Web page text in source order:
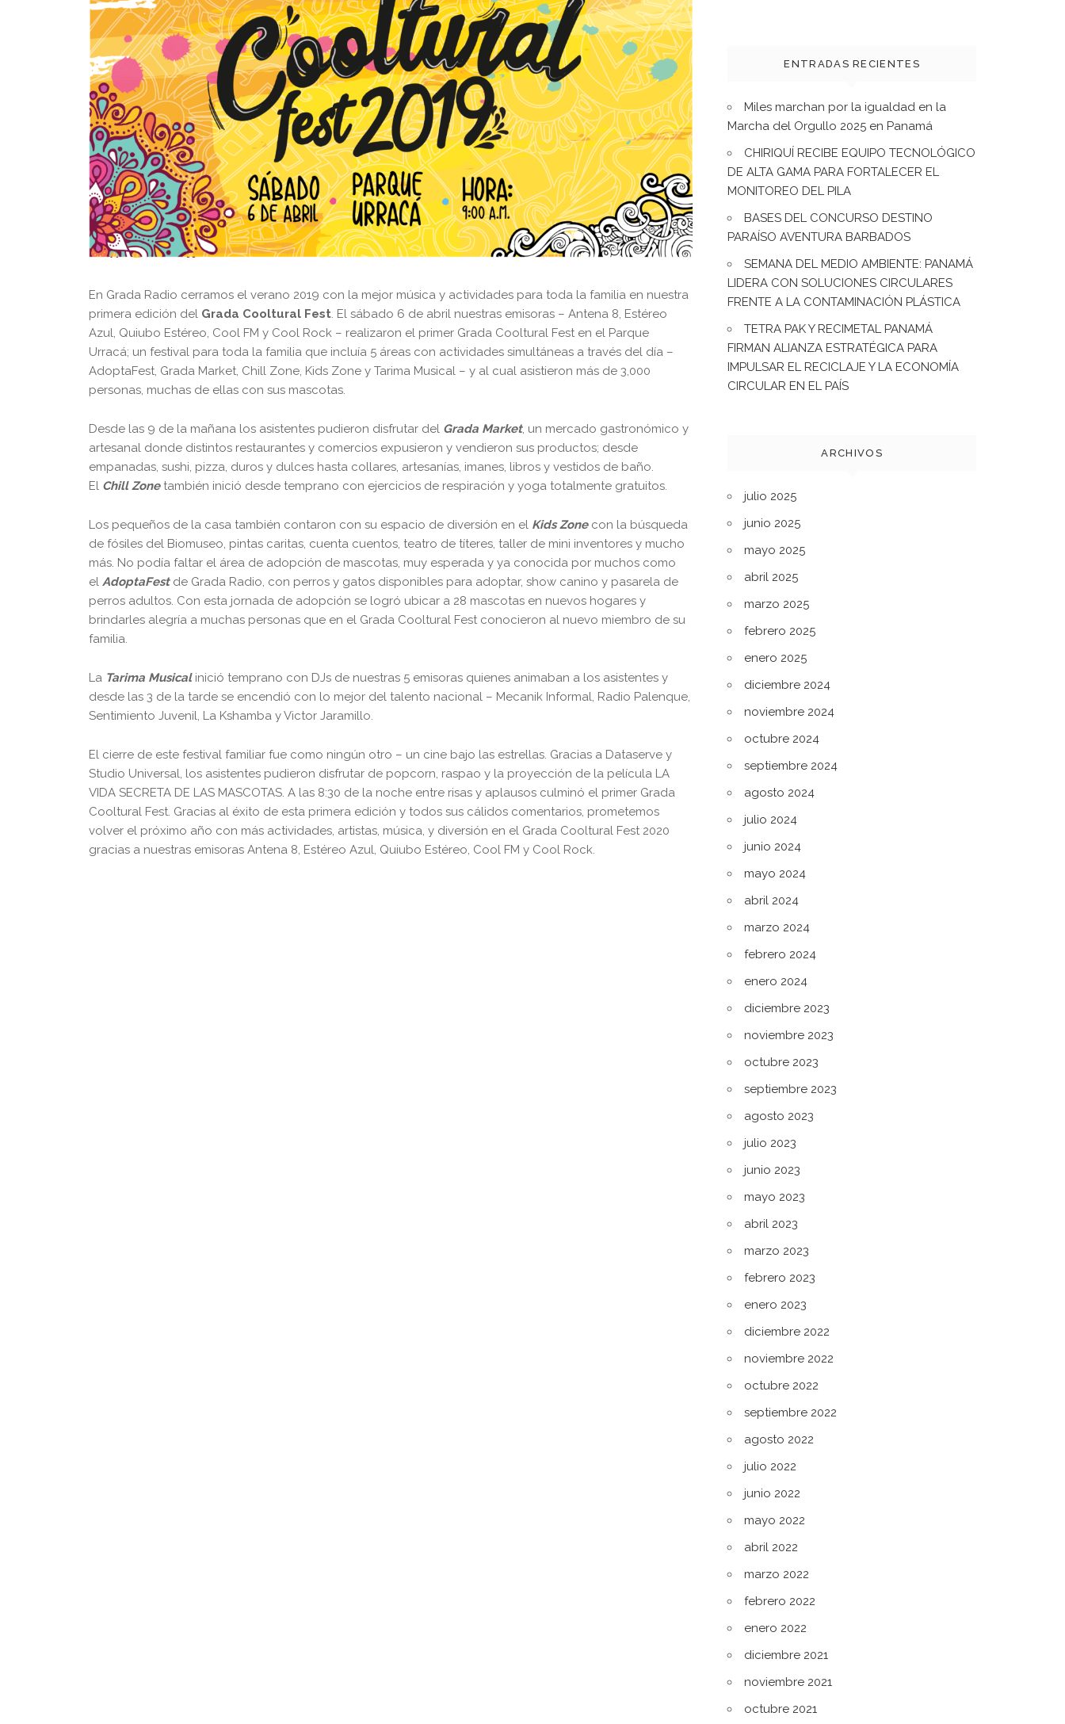
En Grada Radio cerramos el verano 2019 con la mejor música y actividades para toda la familia en nuestra
primera edición del Grada Cooltural Fest. El sábado 6 de abril nuestras emisoras – Antena 8, Estéreo
Azul, Quiubo Estéreo, Cool FM y Cool Rock – realizaron el primer Grada Cooltural Fest en el Parque
Urracá; un festival para toda la familia que incluía 5 áreas con actividades simultáneas a través del día –
AdoptaFest, Grada Market, Chill Zone, Kids Zone y Tarima Musical – y al cual asistieron más de 3,000
personas, muchas de ellas con sus mascotas.
Desde las 9 de la mañana los asistentes pudieron disfrutar del Grada Market, un mercado gastronómico y
artesanal donde distintos restaurantes y comercios expusieron y vendieron sus productos; desde
empanadas, sushi, pizza, duros y dulces hasta collares, artesanías, imanes, libros y vestidos de baño.
El Chill Zonetambién inició desde temprano con ejercicios de respiración y yoga totalmente gratuitos.
Los pequeños de la casa también contaron con su espacio de diversión en el Kids Zonecon la búsqueda
de fósiles del Biomuseo, pintas caritas, cuenta cuentos, teatro de títeres, taller de mini inventores y mucho
más. No podía faltar el área de adopción de mascotas, muy esperada y ya conocida por muchos como
el AdoptaFestde Grada Radio, con perros y gatos disponibles para adoptar, show canino y pasarela de
perros adultos. Con esta jornada de adopción se logró ubicar a 28 mascotas en nuevos hogares y
brindarles alegría a muchas personas que en el Grada Cooltural Fest conocieron al nuevo miembro de su
familia.
La Tarima Musicalinició temprano con DJs de nuestras 5 emisoras quienes animaban a los asistentes y
desde las 3 de la tarde se encendió con lo mejor del talento nacional – Mecanik Informal, Radio Palenque,
Sentimiento Juvenil, La Kshamba y Victor Jaramillo.
El cierre de este festival familiar fue como ningún otro – un cine bajo las estrellas. Gracias a Dataserve y
Studio Universal, los asistentes pudieron disfrutar de popcorn, raspao y la proyección de la película LA
VIDA SECRETA DE LAS MASCOTAS. A las 8:30 de la noche entre risas y aplausos culminó el primer Grada
Cooltural Fest. Gracias al éxito de esta primera edición y todos sus cálidos comentarios, prometemos
volver el próximo año con más actividades, artistas, música, y diversión en el Grada Cooltural Fest 2020
gracias a nuestras emisoras Antena 8, Estéreo Azul, Quiubo Estéreo, Cool FM y Cool Rock.
ENTRADAS RECIENTES
Miles marchan por la igualdad en la
Marcha del Orgullo 2025 en Panamá
CHIRIQUÍ RECIBE EQUIPO TECNOLÓGICO
DE ALTA GAMA PARA FORTALECER EL
MONITOREO DEL PILA
BASES DEL CONCURSO DESTINO
PARAÍSO AVENTURA BARBADOS
SEMANA DEL MEDIO AMBIENTE: PANAMÁ
LIDERA CON SOLUCIONES CIRCULARES
FRENTE A LA CONTAMINACIÓN PLÁSTICA
TETRA PAK Y RECIMETAL PANAMÁ
FIRMAN ALIANZA ESTRATÉGICA PARA
IMPULSAR EL RECICLAJE Y LA ECONOMÍA
CIRCULAR EN EL PAÍS
ARCHIVOS
julio 2025
junio 2025
mayo 2025
abril 2025
marzo 2025
febrero 2025
enero 2025
diciembre 2024
noviembre 2024
octubre 2024
septiembre 2024
agosto 2024
julio 2024
junio 2024
mayo 2024
abril 2024
marzo 2024
febrero 2024
enero 2024
diciembre 2023
noviembre 2023
octubre 2023
septiembre 2023
agosto 2023
julio 2023
junio 2023
mayo 2023
abril 2023
marzo 2023
febrero 2023
enero 2023
diciembre 2022
noviembre 2022
octubre 2022
septiembre 2022
agosto 2022
julio 2022
junio 2022
mayo 2022
abril 2022
marzo 2022
febrero 2022
enero 2022
diciembre 2021
noviembre 2021
octubre 2021